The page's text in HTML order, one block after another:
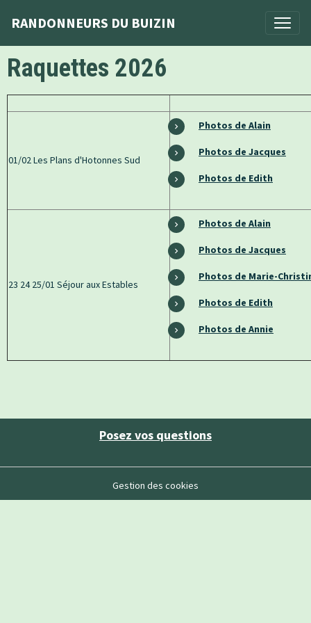
RANDONNEURS DU BUIZIN
Raquettes 2026
01/02 Les Plans d'Hotonnes Sud
Photos de Alain
Photos de Jacques
Photos de Edith
23 24 25/01 Séjour aux Estables
Photos de Alain
Photos de Jacques
Photos de Marie-
Photos de Edith
Photos de Annie
Posez vos questions
Gestion des cookies